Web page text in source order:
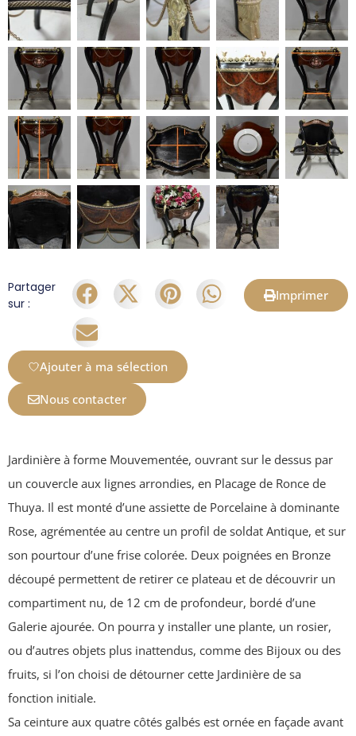
Partager
sur :
Imprimer
Ajouter à ma sélection
Nous contacter
Jardinière à forme Mouvementée, ouvrant sur le dessus par
un couvercle aux lignes arrondies, en Placage de Ronce de
Thuya. Il est monté d’une assiette de Porcelaine à dominante
Rose, agrémentée au centre un profil de soldat Antique, et sur
son pourtour d’une frise colorée. Deux poignées en Bronze
découpé permettent de retirer ce plateau et de découvrir un
compartiment nu, de 12 cm de profondeur, bordé d’une
Galerie ajourée. On pourra y installer une plante, un rosier,
ou d’autres objets plus inattendus, comme des Bijoux ou des
fruits, si l’on choisi de détourner cette Jardinière de sa
fonction initiale.
Sa ceinture aux quatre côtés galbés est ornée en façade avant